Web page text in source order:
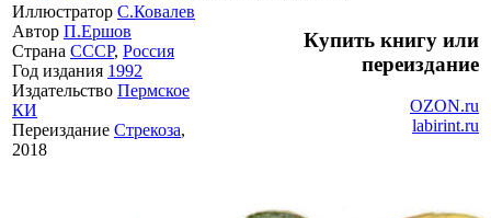
Иллюстратор С.Ковалев
Автор П.Ершов
Страна СССР, Россия
Год издания 1992
Издательство Пермское
КИ
Переиздание Стрекоза,
2018
Купить книгу или
переиздание
OZON.ru
labirint.ru